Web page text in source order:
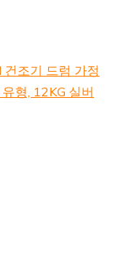
건조기 드럼 가정
형, 12KG 실버